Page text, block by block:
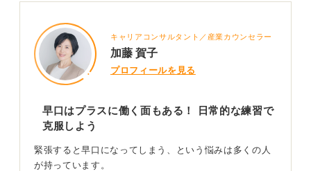
キャリアコンサルタント／産業カウンセラー
加藤 賀子
プロフィールを見る
早口はプラスに働く面もある！ 日常的な練習で
克服しよう
緊張すると早口になってしまう、という悩みは多くの人
が持っています。